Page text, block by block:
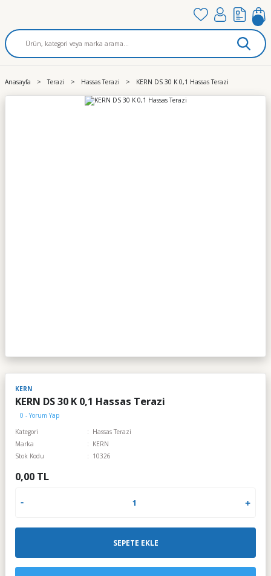
Anasayfa Terazi Hassas Terazi KERN DS 30 K 0,1 Hassas Terazi
KERN
KERN DS 30 K 0,1 Hassas Terazi
0 - Yorum Yap
Kategori
Hassas Terazi
Marka
KERN
Stok Kodu
10326
0,00 TL
SEPETE EKLE